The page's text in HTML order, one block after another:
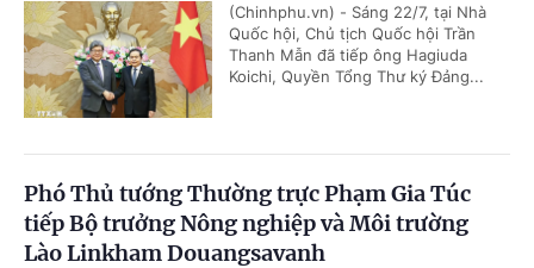
(Chinhphu.vn) - Sáng 22/7, tại Nhà
Quốc hội, Chủ tịch Quốc hội Trần
Thanh Mẫn đã tiếp ông Hagiuda
Koichi, Quyền Tổng Thư ký Đảng...
Phó Thủ tướng Thường trực Phạm Gia Túc
tiếp Bộ trưởng Nông nghiệp và Môi trường
Lào Linkham Douangsavanh